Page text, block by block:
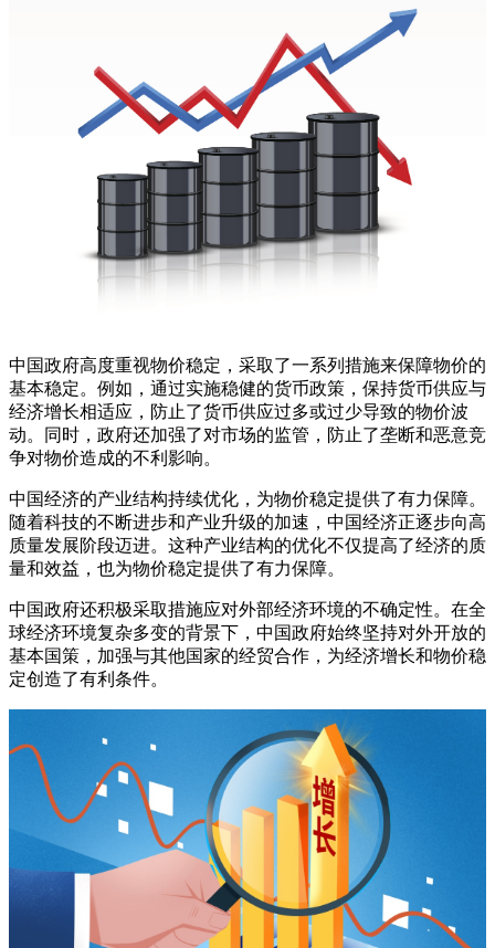
中国政府高度重视物价稳定，采取了一系列措施来保障物价的
基本稳定。例如，通过实施稳健的货币政策，保持货币供应与
经济增长相适应，防止了货币供应过多或过少导致的物价波
动。同时，政府还加强了对市场的监管，防止了垄断和恶意竞
争对物价造成的不利影响。
中国经济的产业结构持续优化，为物价稳定提供了有力保障。
随着科技的不断进步和产业升级的加速，中国经济正逐步向高
质量发展阶段迈进。这种产业结构的优化不仅提高了经济的质
量和效益，也为物价稳定提供了有力保障。
中国政府还积极采取措施应对外部经济环境的不确定性。在全
球经济环境复杂多变的背景下，中国政府始终坚持对外开放的
基本国策，加强与其他国家的经贸合作，为经济增长和物价稳
定创造了有利条件。